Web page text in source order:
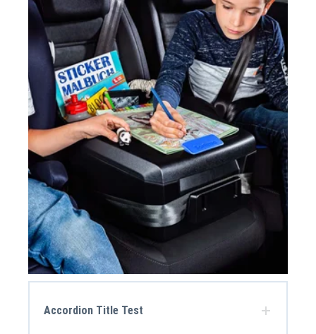
Accordion Title Test